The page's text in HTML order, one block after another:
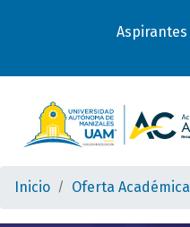
Aspirantes
Inicio Oferta Académica